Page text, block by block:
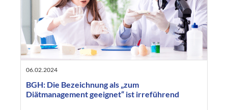
06.02.2024
BGH: Die Bezeichnung als „zum
Diätmanagement geeignet“ ist irreführend